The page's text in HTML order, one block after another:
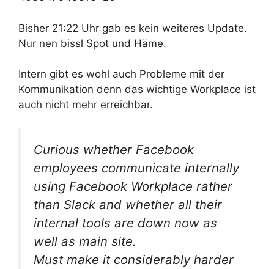
Bisher 21:22 Uhr gab es kein weiteres Update.
Nur nen bissl Spot und Häme.
Intern gibt es wohl auch Probleme mit der
Kommunikation denn das wichtige Workplace ist
auch nicht mehr erreichbar.
Curious whether Facebook
employees communicate internally
using Facebook Workplace rather
than Slack and whether all their
internal tools are down now as
well as main site.
Must make it considerably harder